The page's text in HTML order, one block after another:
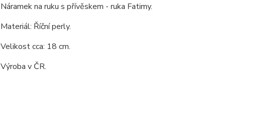
Náramek na ruku s přívěskem - ruka Fatimy.
Materiál: Říční perly.
Velikost cca: 18 cm.
Výroba v ČR.